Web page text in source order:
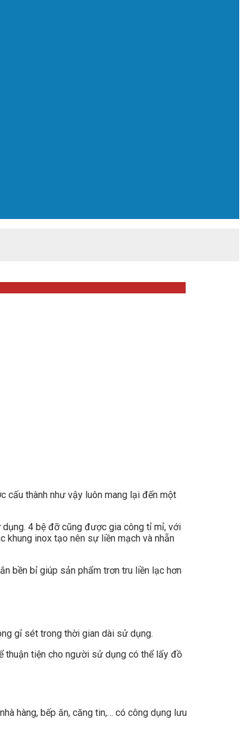
thành như vậy luôn mang lại đến một
4 bệ đỡ cũng được gia công tỉ mỉ, với
khung inox tạo nên sự liền mạch và nhẵn
bền bỉ giúp sản phẩm trơn tru liền lạc hơn
gỉ sét trong thời gian dài sử dụng.
thuận tiện cho người sử dụng có thể lấy đồ
hàng, bếp ăn, căng tin,… có công dụng lưu